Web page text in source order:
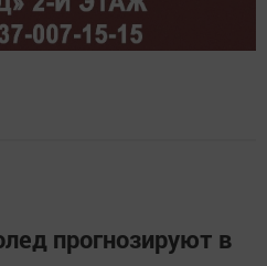
прогнозируют в